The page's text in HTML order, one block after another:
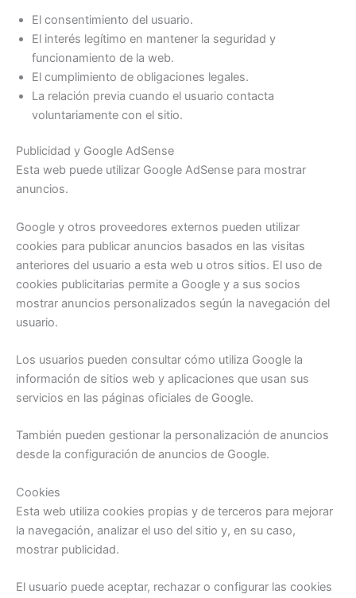
El consentimiento del usuario.
El interés legítimo en mantener la seguridad y
funcionamiento de la web.
El cumplimiento de obligaciones legales.
La relación previa cuando el usuario contacta
voluntariamente con el sitio.
Publicidad y Google AdSense
Esta web puede utilizar Google AdSense para mostrar
anuncios.
Google y otros proveedores externos pueden utilizar
cookies para publicar anuncios basados en las visitas
anteriores del usuario a esta web u otros sitios. El uso de
cookies publicitarias permite a Google y a sus socios
mostrar anuncios personalizados según la navegación del
usuario.
Los usuarios pueden consultar cómo utiliza Google la
información de sitios web y aplicaciones que usan sus
servicios en las páginas oficiales de Google.
También pueden gestionar la personalización de anuncios
desde la configuración de anuncios de Google.
Cookies
Esta web utiliza cookies propias y de terceros para mejorar
la navegación, analizar el uso del sitio y, en su caso,
mostrar publicidad.
El usuario puede aceptar, rechazar o configurar las cookies